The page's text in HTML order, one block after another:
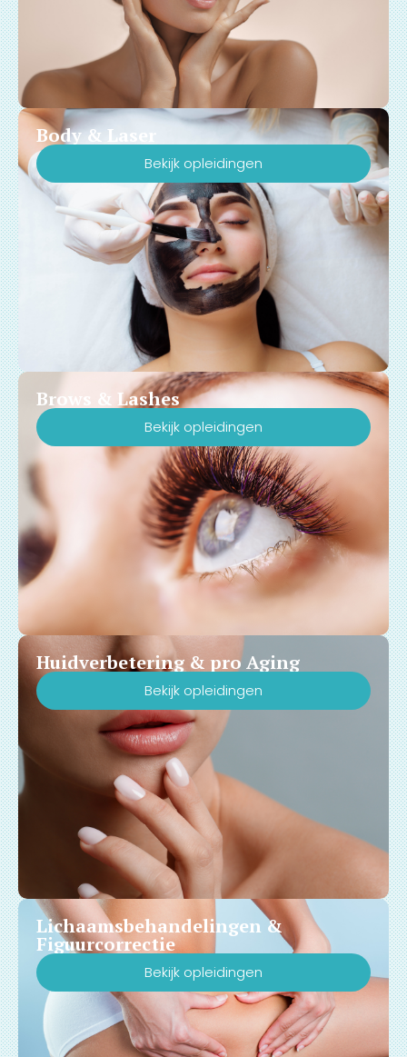
Body & Laser
Bekijk opleidingen
Brows & Lashes
Bekijk opleidingen
Huidverbetering & pro Aging
Bekijk opleidingen
Lichaamsbehandelingen &
Figuurcorrectie
Bekijk opleidingen